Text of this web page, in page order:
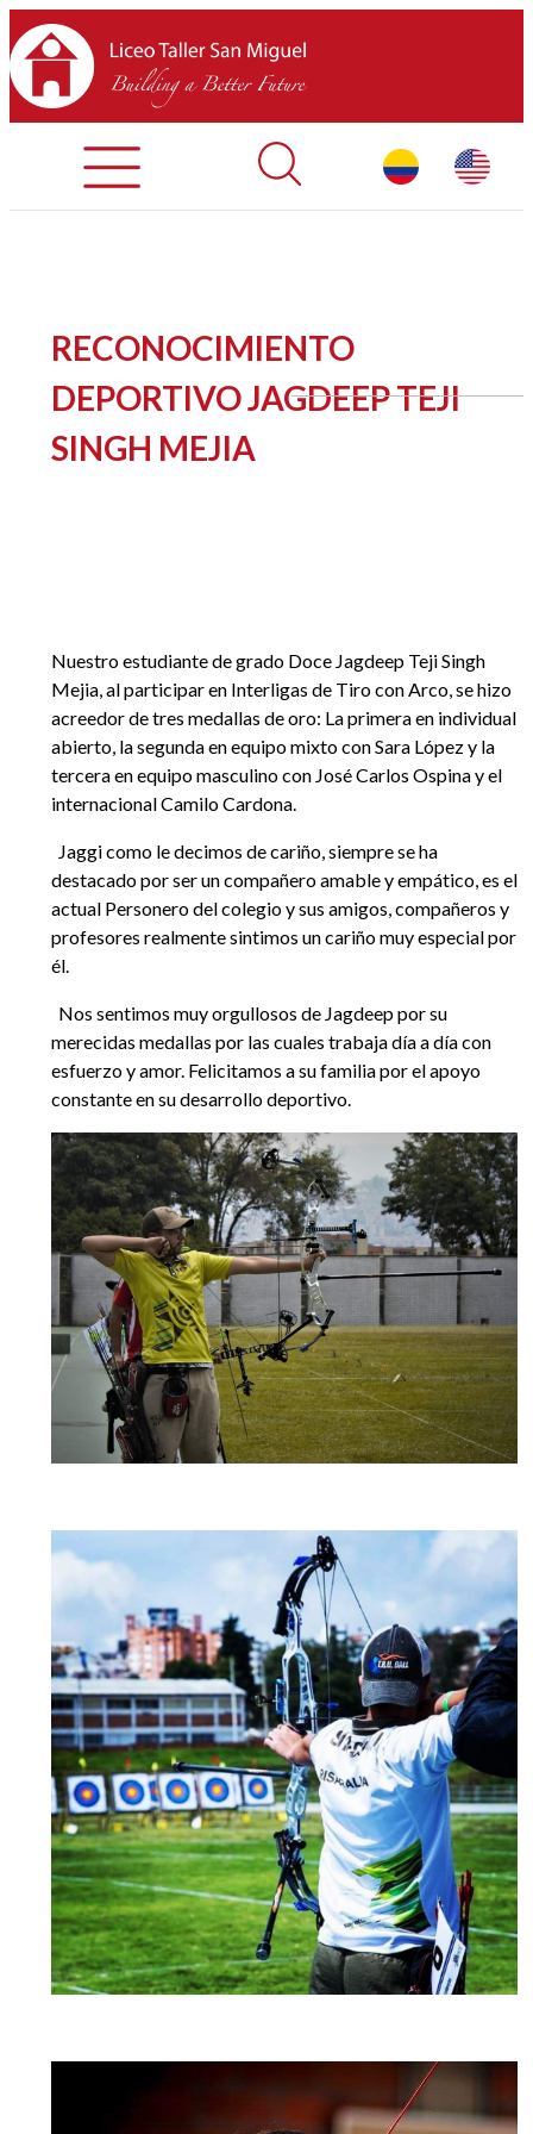
INICIO
SOBRE LTSM
SECCIONES
RECONOCIMIENTO
DEPORTIVO JAGDEEP TEJI
SINGH MEJIA
Nuestro estudiante de grado Doce Jagdeep Teji Singh
Mejia, al participar en Interligas de Tiro con Arco, se hizo
acreedor de tres medallas de oro: La primera en individual
abierto, la segunda en equipo mixto con Sara López y la
tercera en equipo masculino con José Carlos Ospina y el
internacional Camilo Cardona.
Jaggi como le decimos de cariño, siempre se ha
destacado por ser un compañero amable y empático, es el
actual Personero del colegio y sus amigos, compañeros y
profesores realmente sintimos un cariño muy especial por
él.
Nos sentimos muy orgullosos de Jagdeep por su
merecidas medallas por las cuales trabaja día a día con
esfuerzo y amor. Felicitamos a su familia por el apoyo
constante en su desarrollo deportivo.